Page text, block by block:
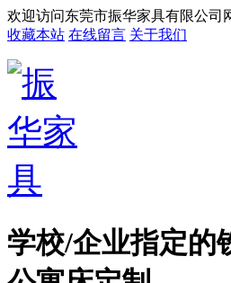
欢迎访问东莞市振华家具有限公司
收藏本站 在线留言 关于我们
学校/企业指定的